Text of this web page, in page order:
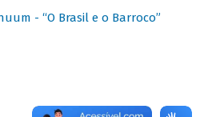
- “O Brasil e o Barroco”